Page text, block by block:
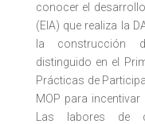
conocer el
(EIA) que realiza la
la construcción
distinguido en el
Prácticas de
MOP para
Las labores de